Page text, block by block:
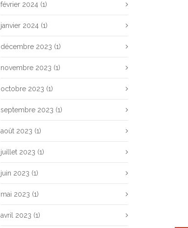
février 2024 (1)
janvier 2024 (1)
décembre 2023 (1)
novembre 2023 (1)
octobre 2023 (1)
septembre 2023 (1)
août 2023 (1)
juillet 2023 (1)
juin 2023 (1)
mai 2023 (1)
avril 2023 (1)